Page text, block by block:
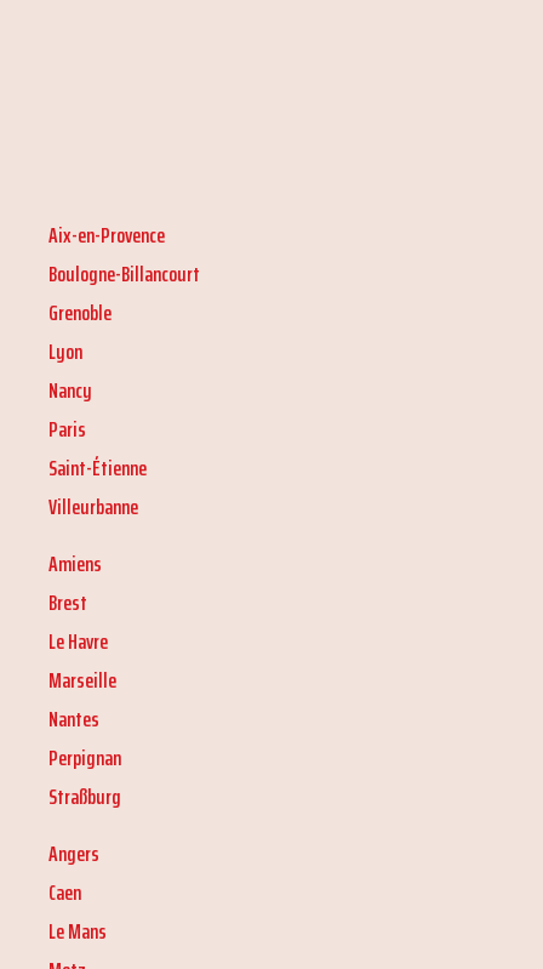
Aix-en-Provence
Boulogne-Billancourt
Grenoble
Lyon
Nancy
Paris
Saint-Étienne
Villeurbanne
Amiens
Brest
Le Havre
Marseille
Nantes
Perpignan
Straßburg
Angers
Caen
Le Mans